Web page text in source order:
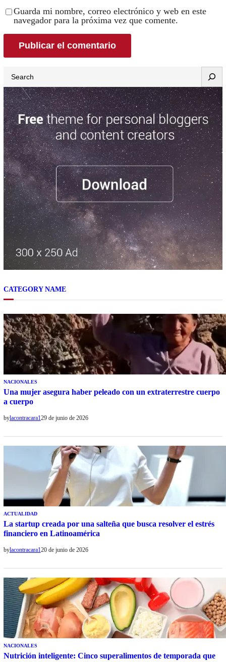
Guarda mi nombre, correo electrónico y web en este
navegador para la próxima vez que comente.
CATEGORY NAME
NACIONALES
Una mujer asegura haber peleado con un extraterrestre cuerpo
a cuerpo
bylacontracara129 de junio de 2026
ACTUALIDAD
La startup creada por una salteña que busca resolver el estrés
financiero en Latinoamérica
bylacontracara120 de junio de 2026
NACIONALES
Nutrición inteligente: Cinco superalimentos de temporada que